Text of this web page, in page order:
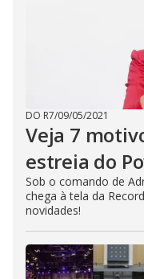
DO R7/09/05/2021
Veja 7
estreia do
Sob o comando de
chega à tela da
novidades!